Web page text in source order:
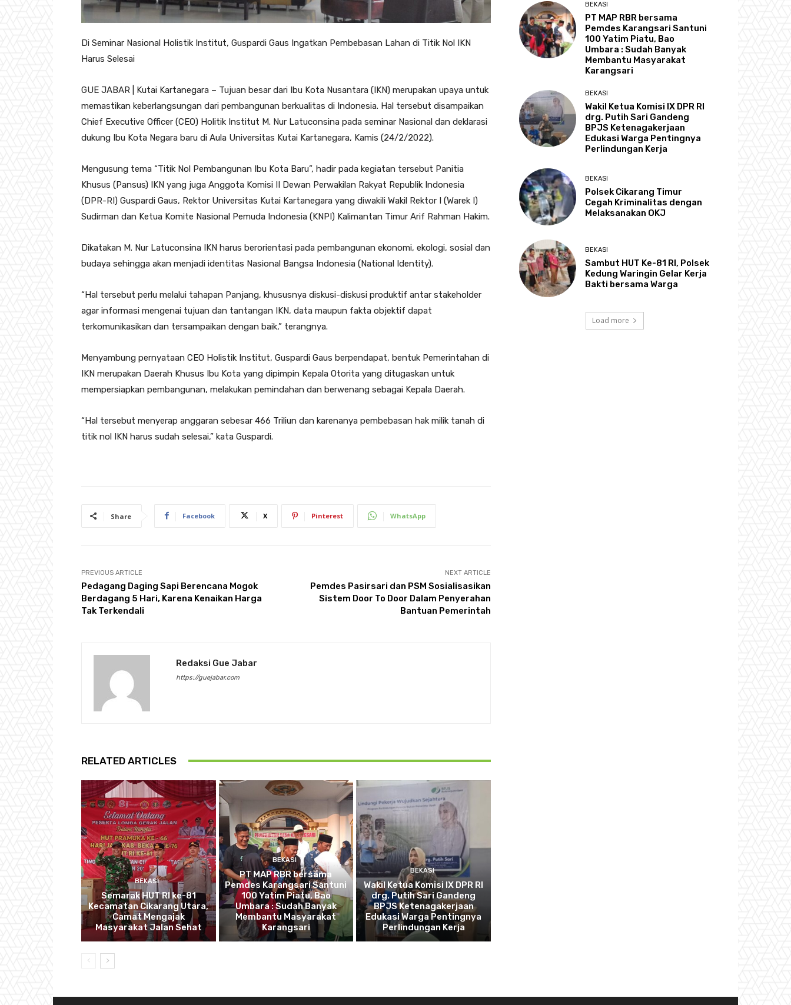
Di Seminar Nasional Holistik Institut, Guspardi Gaus Ingatkan Pembebasan Lahan di Titik Nol IKN
Harus Selesai
GUE JABAR | Kutai Kartanegara – Tujuan besar dari Ibu Kota Nusantara (IKN) merupakan upaya untuk
memastikan keberlangsungan dari pembangunan berkualitas di Indonesia. Hal tersebut disampaikan
Chief Executive Officer (CEO) Holitik Institut M. Nur Latuconsina pada seminar Nasional dan deklarasi
dukung Ibu Kota Negara baru di Aula Universitas Kutai Kartanegara, Kamis (24/2/2022).
Mengusung tema “Titik Nol Pembangunan Ibu Kota Baru”, hadir pada kegiatan tersebut Panitia
Khusus (Pansus) IKN yang juga Anggota Komisi II Dewan Perwakilan Rakyat Republik Indonesia
(DPR-RI) Guspardi Gaus, Rektor Universitas Kutai Kartanegara yang diwakili Wakil Rektor I (Warek I)
Sudirman dan Ketua Komite Nasional Pemuda Indonesia (KNPI) Kalimantan Timur Arif Rahman Hakim.
Dikatakan M. Nur Latuconsina IKN harus berorientasi pada pembangunan ekonomi, ekologi, sosial dan
budaya sehingga akan menjadi identitas Nasional Bangsa Indonesia (National Identity).
“Hal tersebut perlu melalui tahapan Panjang, khususnya diskusi-diskusi produktif antar stakeholder
agar informasi mengenai tujuan dan tantangan IKN, data maupun fakta objektif dapat
terkomunikasikan dan tersampaikan dengan baik,” terangnya.
Menyambung pernyataan CEO Holistik Institut, Guspardi Gaus berpendapat, bentuk Pemerintahan di
IKN merupakan Daerah Khusus Ibu Kota yang dipimpin Kepala Otorita yang ditugaskan untuk
mempersiapkan pembangunan, melakukan pemindahan dan berwenang sebagai Kepala Daerah.
“Hal tersebut menyerap anggaran sebesar 466 Triliun dan karenanya pembebasan hak milik tanah di
titik nol IKN harus sudah selesai,” kata Guspardi.
Share Facebook X Pinterest WhatsApp
PREVIOUS ARTICLE
Pedagang Daging Sapi Berencana Mogok
Berdagang 5 Hari, Karena Kenaikan Harga
Tak Terkendali
NEXT ARTICLE
Pemdes Pasirsari dan PSM Sosialisasikan
Sistem Door To Door Dalam Penyerahan
Bantuan Pemerintah
Redaksi Gue Jabar
https://guejabar.com
RELATED ARTICLES
BEKASI
Semarak HUT RI ke-81
Kecamatan Cikarang Utara,
Camat Mengajak
Masyarakat Jalan Sehat
BEKASI
PT MAP RBR bersama
Pemdes Karangsari Santuni
100 Yatim Piatu, Bao
Umbara : Sudah Banyak
Membantu Masyarakat
Karangsari
BEKASI
Wakil Ketua Komisi IX DPR RI
drg. Putih Sari Gandeng
BPJS Ketenagakerjaan
Edukasi Warga Pentingnya
Perlindungan Kerja
BEKASI
PT MAP RBR bersama
Pemdes Karangsari Santuni
100 Yatim Piatu, Bao
Umbara : Sudah Banyak
Membantu Masyarakat
Karangsari
BEKASI
Wakil Ketua Komisi IX DPR RI
drg. Putih Sari Gandeng
BPJS Ketenagakerjaan
Edukasi Warga Pentingnya
Perlindungan Kerja
BEKASI
Polsek Cikarang Timur
Cegah Kriminalitas dengan
Melaksanakan OKJ
BEKASI
Sambut HUT Ke-81 RI, Polsek
Kedung Waringin Gelar Kerja
Bakti bersama Warga
Load more